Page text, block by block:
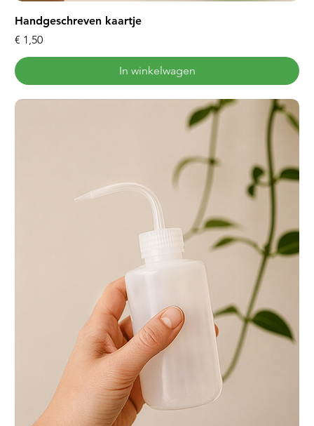
Handgeschreven kaartje
Prijs
€ 1,50
In winkelwagen